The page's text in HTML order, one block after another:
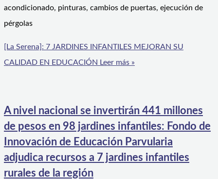
acondicionado, pinturas, cambios de puertas, ejecución de
pérgolas
[La Serena]: 7 JARDINES INFANTILES MEJORAN SU
CALIDAD EN EDUCACIÓN Leer más »
A nivel nacional se invertirán 441 millones
de pesos en 98 jardines infantiles: Fondo de
Innovación de Educación Parvularia
adjudica recursos a 7 jardines infantiles
rurales de la región